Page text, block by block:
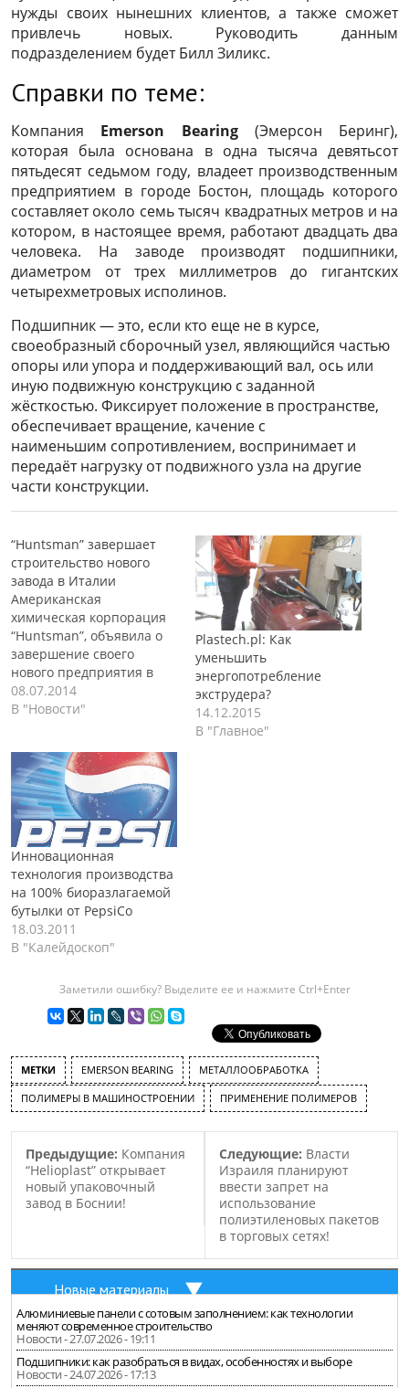
нужды своих нынешних клиентов, а также сможет
привлечь новых. Руководить данным
подразделением будет Билл Зиликс.
Справки по теме:
Компания Emerson Bearing (Эмерсон Беринг),
которая была основана в одна тысяча девятьсот
пятьдесят седьмом году, владеет производственным
предприятием в городе Бостон, площадь которого
составляет около семь тысяч квадратных метров и на
котором, в настоящее время, работают двадцать два
человека. На заводе производят подшипники,
диаметром от трех миллиметров до гигантских
четырехметровых исполинов.
Подшипник— это, если кто еще не в курсе,
своеобразный сборочный узел, являющийся частью
опоры или упора и поддерживающий вал, ось или
иную подвижную конструкцию с заданной
жёсткостью. Фиксирует положение в пространстве,
обеспечивает вращение, качение с
наименьшим сопротивлением, воспринимает и
передаёт нагрузку от подвижного узла на другие
части конструкции.
“Huntsman” завершает
строительство нового
завода в Италии
Американская
химическая корпорация
“Huntsman”, объявила о
завершение своего
нового предприятия в
итальянском городе
Скарлино. На
американская
корпорация потратила
около 38 миллионов евро.
Запуск в эксплуатацию
нового завода, позволит
“Huntsman” использовать
более широкий спектр
сырья для производства
своих пигментов Tioxide и
Altris, которые
используются при
08.07.2014
В "Новости"
Plastech.pl: Как
уменьшить
энергопотребление
экструдера?
14.12.2015
В "Главное"
Инновационная
технология производства
на 100% биоразлагаемой
бутылки от PepsiCo
18.03.2011
В "Калейдоскоп"
Заметили ошибку? Выделите ее и нажмите Ctrl+Enter
МЕТКИ EMERSON BEARING МЕТАЛЛООБРАБОТКА
ПОЛИМЕРЫ В МАШИНОСТРОЕНИИ ПРИМЕНЕНИЕ ПОЛИМЕРОВ
Предыдущие: Компания
“Helioplast” открывает
новый упаковочный
завод в Боснии!
Следующие: Власти
Израиля планируют
ввести запрет на
использование
полиэтиленовых пакетов
в торговых сетях!
Новые материалы
Алюминиевые панели с сотовым заполнением: как технологии
меняют современное строительство
Новости - 27.07.2026 - 19:11
Подшипники: как разобраться в видах, особенностях и выборе
Новости - 24.07.2026 - 17:13